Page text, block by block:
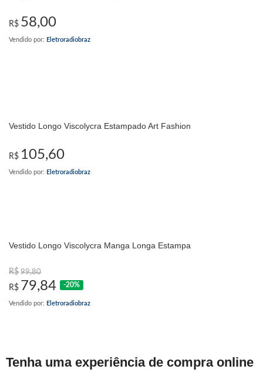
R$ 58,00
Vendido por: Eletroradiobraz
Vestido Longo Viscolycra Estampado Art Fashion
R$ 105,60
Vendido por: Eletroradiobraz
Vestido Longo Viscolycra Manga Longa Estampa
R$ 99,80
R$ 79,84 -20%
Vendido por: Eletroradiobraz
Tenha uma experiência de compra online